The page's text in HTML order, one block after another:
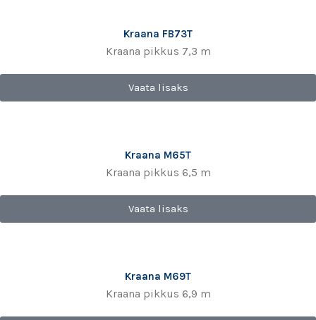
Kraana FB73T
Kraana pikkus 7,3 m
Vaata lisaks
Kraana M65T
Kraana pikkus 6,5 m
Vaata lisaks
Kraana M69T
Kraana pikkus 6,9 m